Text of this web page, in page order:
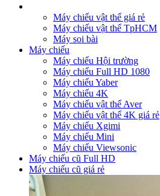
Máy chiếu vật thể giá rẻ
Máy chiếu vật thể TpHCM
Máy soi bài
Máy chiếu
Máy chiếu Hội trường
Máy chiếu Full HD 1080
Máy chiếu Yaber
Máy chiếu 4K
Máy chiếu vật thể Aver
Máy chiếu vật thể 4K giá rẻ
Máy chiếu Xgimi
Máy chiếu Mini
Máy chiếu Viewsonic
Máy chiếu cũ Full HD
Máy chiếu cũ giá rẻ